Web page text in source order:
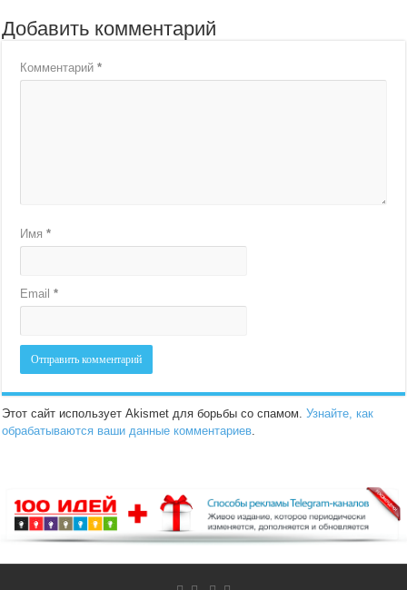
Добавить комментарий
Комментарий*
Имя*
Email*
Этот сайт использует Akismet для борьбы со спамом.Узнайте, как
обрабатываются ваши данные комментариев.